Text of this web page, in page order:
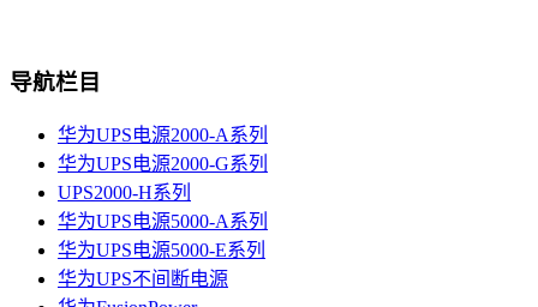
导航栏目
华为UPS电源2000-A系列
华为UPS电源2000-G系列
UPS2000-H系列
华为UPS电源5000-A系列
华为UPS电源5000-E系列
华为UPS不间断电源